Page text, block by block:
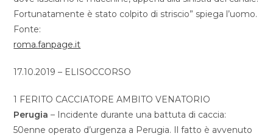
Fortunatamente è stato colpito di striscio” spiega l’uomo.
Fonte:
roma.fanpage.it
17.10.2019 – ELISOCCORSO
1 FERITO CACCIATORE AMBITO VENATORIO
Perugia – Incidente durante una battuta di caccia:
50enne operato d’urgenza a Perugia. Il fatto è avvenuto